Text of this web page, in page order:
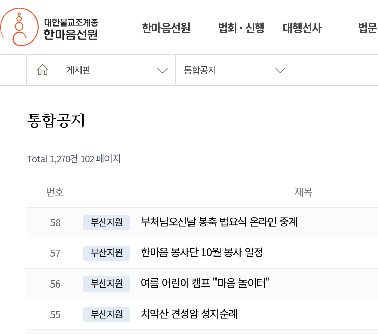
한마음선원 법회 · 신행 대행선사 법문
게시판 통합공지
통합공지
Total 1,270건 102 페이지
번호 제목
58 부산지원 부처님오신날 봉축 법요식 온라인 중계
57 부산지원 한마음 봉사단 10월 봉사 일정
56 부산지원 여름 어린이 캠프 "마음 놀이터"
55 부산지원 치악산 견성암 성지순례